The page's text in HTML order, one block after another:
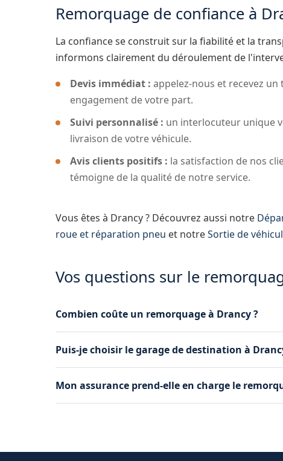
Remorquage de confiance à
La confiance se construit sur la fiabilité et la
informons clairement du déroulement de
Devis immédiat : appelez-nous et recevez
engagement de votre part.
Suivi personnalisé : un interlocuteur unique
livraison de votre véhicule.
Avis clients positifs : la satisfaction de nos
témoigne de la qualité de notre service.
Vous êtes à Drancy ? Découvrez aussi notre
roue et réparation pneu et notreSortie de
Vos questions sur le
Combien coûte un remorquage à Drancy ?
téléphone avant toute intervention, sans frais
Puis-je choisir le garage de destination à
Drancy ou dans une autre commune. Nous
confiance.
Mon assurance prend-elle en charge le